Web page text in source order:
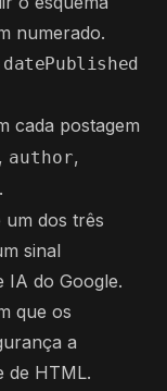
numerado.
datePublished
cada postagem
, author,
.
um dos três
sinal
IA do Google.
que os
a
de HTML.